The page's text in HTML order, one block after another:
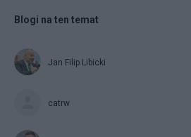
Blogi na ten temat
Jan Filip Libicki
catrw